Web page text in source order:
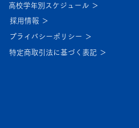
高校学年別スケジュール ＞
採用情報 ＞
プライバシーポリシー ＞
特定商取引法に基づく表記 ＞